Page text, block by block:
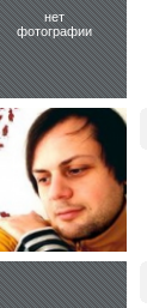
нет
фотографии